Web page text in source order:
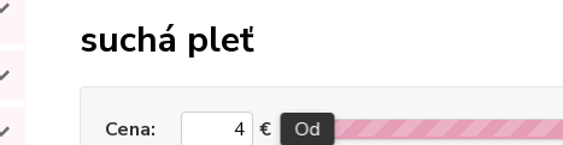
suchá pleť
Cena: € Od